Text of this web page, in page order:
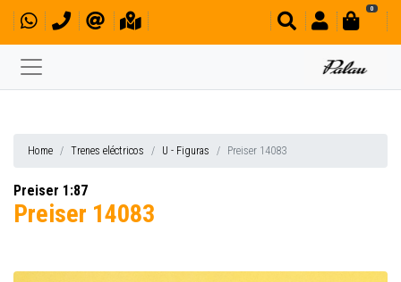
0
Home Trenes eléctricos U - Figuras Preiser 14083
Preiser 1:87
Preiser 14083